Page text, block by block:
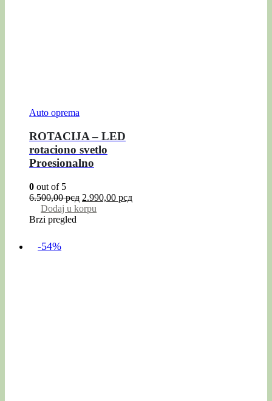
Auto oprema
ROTACIJA – LED
rotaciono svetlo
Proesionalno
0 out of 5
6.500,00рсд 2.990,00 рсд
Dodaj u korpu
Brzi pregled
-54%